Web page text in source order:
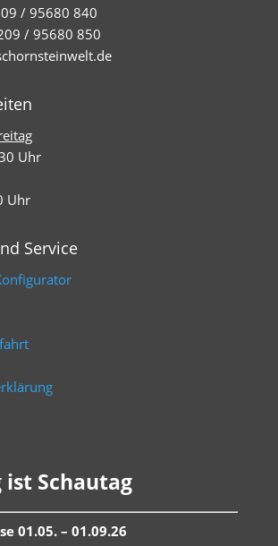
/ 95680 840
/ 95680 850
Uhr
Uhr
Service
ist Schautag
01.05. – 01.09.26